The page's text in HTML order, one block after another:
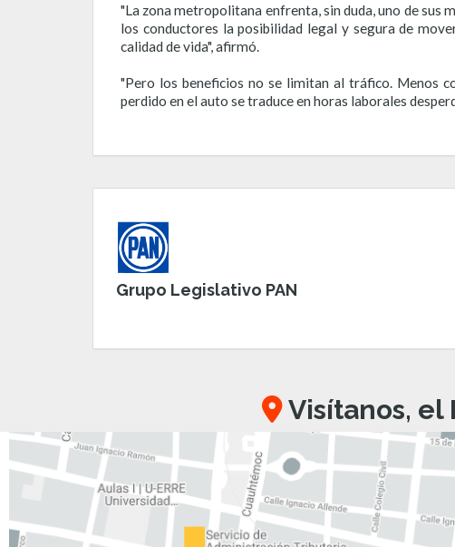
"La zona metropolitana enfrenta, sin duda, uno de
los conductores la posibilidad legal y segura de
calidad de vida", afirmó.
"Pero los beneficios no se limitan al tráfico. Menos
perdido en el auto se traduce en horas laborales
Grupo Legislativo PAN
Visítanos, el